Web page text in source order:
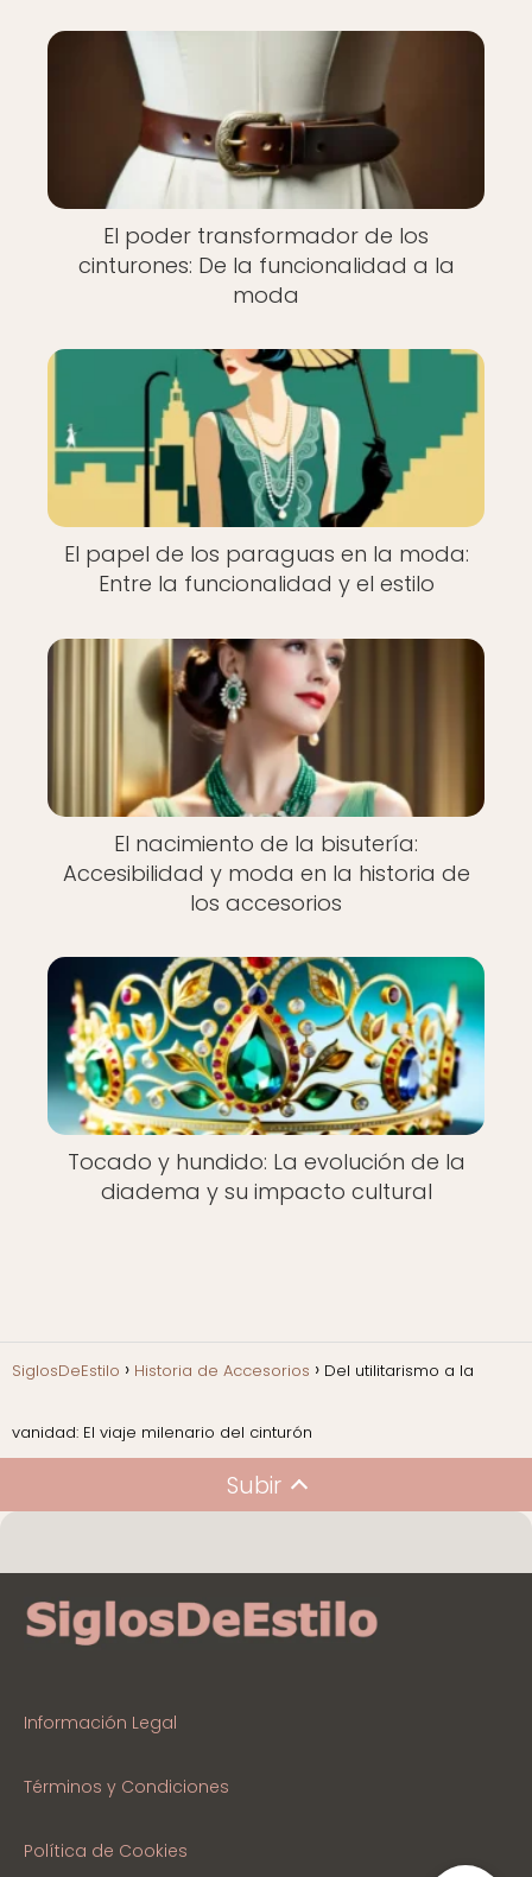
El poder transformador de los
cinturones: De la funcionalidad a la
moda
El papel de los paraguas en la moda:
Entre la funcionalidad y el estilo
El nacimiento de la bisutería:
Accesibilidad y moda en la historia de
los accesorios
Tocado y hundido: La evolución de la
diadema y su impacto cultural
SiglosDeEstilo Historia de Accesorios Del utilitarismo a la
vanidad: El viaje milenario del cinturón
Subir
Información Legal
Términos y Condiciones
Política de Cookies